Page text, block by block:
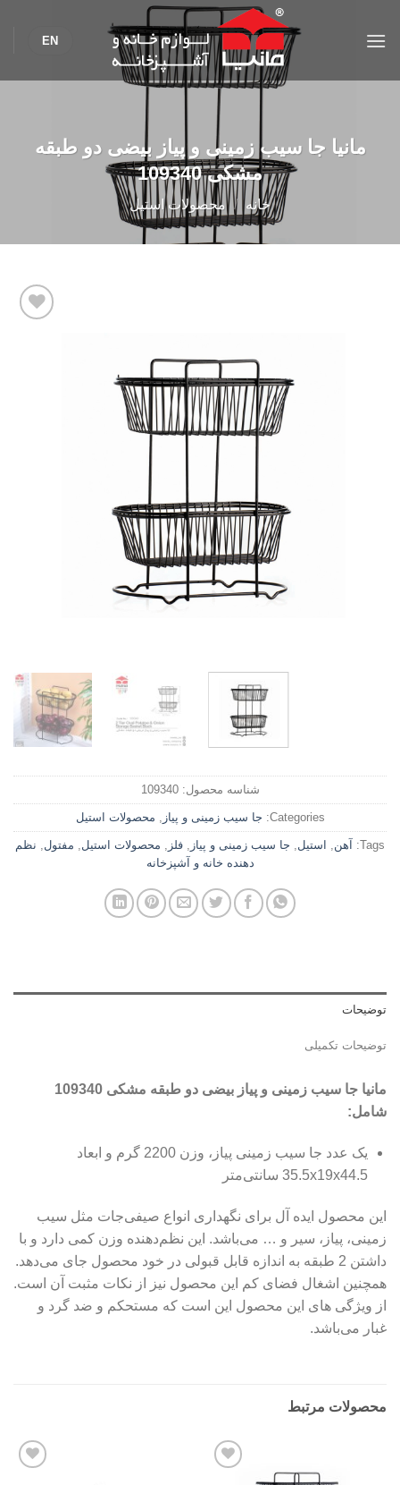
EN
مانیا جا سیب زمینی و پیاز بیضی دو طبقه
مشکی 109340
خانه / محصولات استیل
شناسه محصول:109340
Categories: جا سیب زمینی و پیاز محصولات استیل
Tags: آهن استیل جا سیب زمینی و پیاز فلز محصولات استیل مفتول
نظم
دهنده خانه و آشپزخانه
توضیحات
توضیحات تکمیلی
مانیا جا سیب زمینی و پیاز بیضی دو طبقه مشکی 109340
شامل:
یک عدد جا سیب زمینی پیاز، وزن 2200 گرم و ابعاد
35.5x19x44.5 سانتی‌متر
این محصول ایده آل برای نگهداری انواع صیفی‌جات مثل سیب
زمینی، پیاز، سیر و … می‌باشد. این نظم‌دهنده وزن کمی دارد و با
داشتن 2 طبقه به اندازه قابل قبولی در خود محصول جای می‌دهد.
همچنین اشغال فضای کم این محصول نیز از نکات مثبت آن است.
از ویژگی های این محصول این است که مستحکم و ضد گرد و
غبار می‌باشد.
محصولات مرتبط